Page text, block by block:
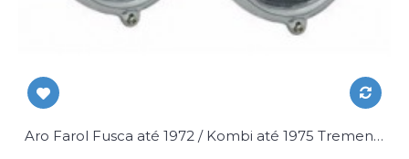
Aro Farol Fusca até 1972 / Kombi até 1975 Tremendão Par c/ Kit Fixação